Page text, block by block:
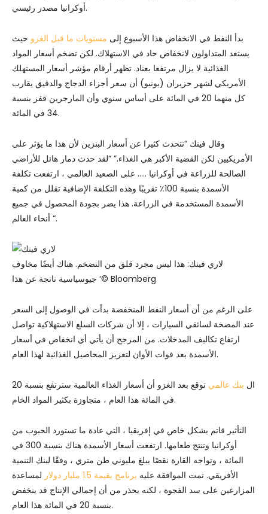
أوكرانيا مصدر رئيسي.
بدأ النفط في الانخفاض هذا الأسبوع إلى مستويات ما قبل الغزو حيث
يستعد المتداولون لانخفاض حاد في الاستهلاك. لكن تضخم أسعار المواد
الغذائية لا يزال مرتفعا بعناد. تظهر أرقام مؤشر أسعار المستهلك
الأمريكي لشهر حزيران (يونيو) أن سعر أجزاء الدجاج والدقيق يقارب
كل منهما 20 في المائة على أساس سنوي وأن المارجرين قفز بنسبة
34 في المائة.
وقال فينك “نتحدث كثيرا عن أسعار البنزين لأن هذا ما يؤثر على
الأمريكيين لكن القضية الأكبر هي الغذاء.” “لقد حدث دمار هائل للأراضي
الصالحة للزراعة في أوكرانيا ….. على الصعيد العالمي ، ارتفعت تكلفة
الأسمدة بنسبة 100٪ تقريبًا وهذه التكلفة الإضافية تقلل من كمية
الأسمدة المستخدمة في الزراعة. هذا يضر بجودة المحصول في جميع
أنحاء العالم “.
لاري فينك: هذا ليس مجرد قلق من التضخم. هناك أيضًا مخاوف
جيوسياسية ناتجة عن هذا ‘© Bloomberg
على الرغم من أن أسعار النفط المنخفضة بدأت في الوصول إلى السعر
عند المضخة لسائقي السيارات ، إلا أن شركات السلع الاستهلاكية تواصل
ارتفاع تكاليف المدخلات. من المرجح أن يأتي أي انخفاض في أسعار
الأسمدة بعد فوات الأوان لتعزيز المحاصيل الغذائية لهذا العام.
ال بنك عالمي
توقع بعد الغزو أن أسعار الغذاء العالمية سترتفع بنسبة 20
في المائة هذا العام ، متجاوزة بكثير المواد الخام.
التأثير قاتم بشكل خاص في إفريقيا ، التي عادة ما تستورد الحبوب من
أوكرانيا وتنتج طعامها. ارتفعت أسعار الأسمدة هناك بنسبة 300 في
المائة ، وتواجه القارة نقصًا يبلغ مليوني طن متري ، وفقًا لبنك التنمية
الأفريقي. تمت الموافقة عليه برنامج بقيمة 1.5 مليار دولار
لمساعدة
المزارعين على سد الفجوة ، لكنه يحذر من أن إجمالي الإنتاج قد ينخفض
​​بنسبة 20 في المائة هذا العام.